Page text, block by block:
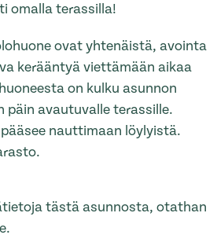
omalla terassilla!
ovat yhtenäistä, avointa
kerääntyä viettämään aikaa
on kulku asunnon
päin avautuvalle terassille.
nauttimaan löylyistä.
tästä asunnosta, otathan